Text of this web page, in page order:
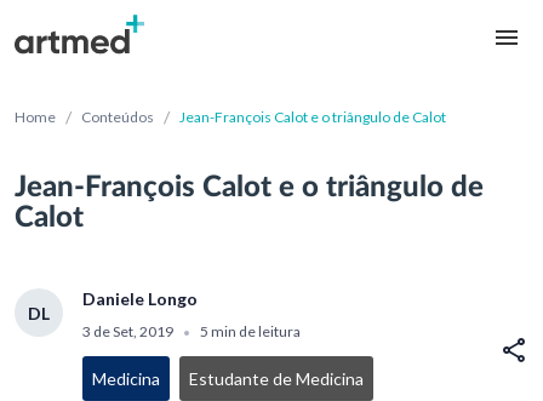
Home / Conteúdos / Jean-François Calot e o triângulo de Calot
Jean-François Calot e o triângulo de
Calot
DL
Daniele Longo
3 de Set, 2019 • 5 min de leitura
Medicina Estudante de Medicina